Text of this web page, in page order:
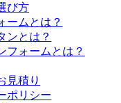
び方
ームとは？
ンとは？
フォームとは？
見積り
ポリシー